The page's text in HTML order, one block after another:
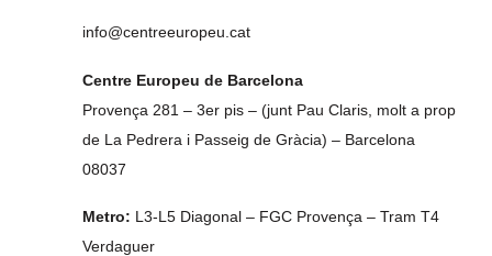
info@centreeuropeu.cat
Centre Europeu de Barcelona
Provença 281 – 3er pis – (junt Pau Claris, molt a prop
de La Pedrera i Passeig de Gràcia) – Barcelona
08037
Metro: L3-L5 Diagonal – FGC Provença – Tram T4
Verdaguer